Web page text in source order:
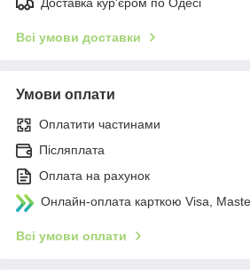
Всі умови доставки
Умови оплати
Оплатити частинами
Післяплата
Оплата на рахунок
Онлайн-оплата карткою Visa,
Всі умови оплати